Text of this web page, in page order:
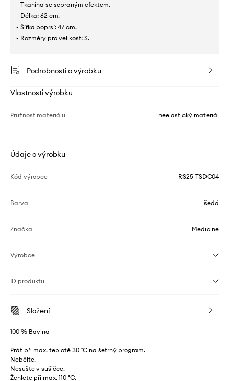
- Tkanina se sepraným efektem.
- Délka: 62 cm.
- Šířka poprsí: 47 cm.
- Rozměry pro velikost: S.
Podrobnosti o výrobku
Vlastnosti výrobku
Pružnost materiálu neelastický materiál
Údaje o výrobku
Kód výrobce RS25-TSDC04
Barva šedá
Značka Medicine
Výrobce
ID produktu
Složení
100 % Bavlna
Prát při max. teplotě 30 °C na šetrný program.
Nebělte.
Nesušte v sušičce.
Žehlete při max. 110 °C.